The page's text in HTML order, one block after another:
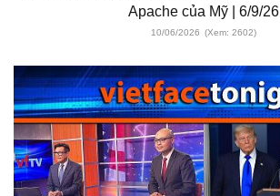
Apache của Mỹ | 6/9/26
10/06/2026 (Xem: 2602)